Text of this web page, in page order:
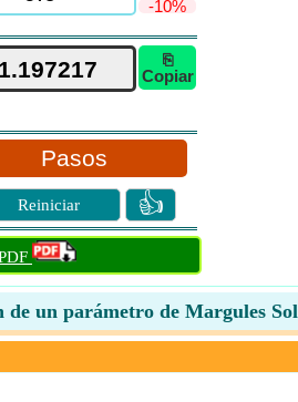
-10%
⎘
Copiar
Pasos
Reiniciar 👍
de un parámetro de Margules